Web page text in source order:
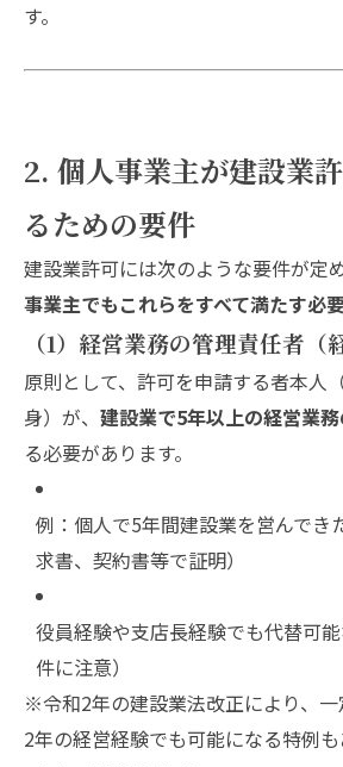
す。
2. 個人事業主が建設業
るための要件
建設業許可には次のような要件が定
事業主でもこれらをすべて満たす必要
（1）経営業務の管理責任者（
原則として、許可を申請する者本人
身）が、 建設業で5年以上の経営業
る必要があります。
例：個人で5年間建設業を営んでき
求書、契約書等で証明）
役員経験や支店長経験でも代替可
件に注意）
※令和2年の建設業法改正により、
2年の経営経験でも可能になる特例も